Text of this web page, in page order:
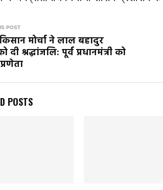
POST
मोर्चा ने लाल बहादुर
दी श्रद्धांजलि: पूर्व प्रधानमंत्री को
POSTS